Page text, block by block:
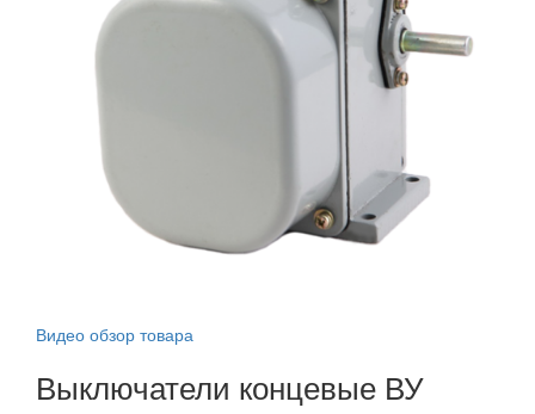
Видео обзор товара
Выключатели концевые ВУ